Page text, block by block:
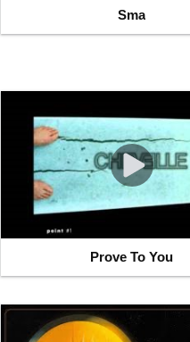
Sma
Prove To You